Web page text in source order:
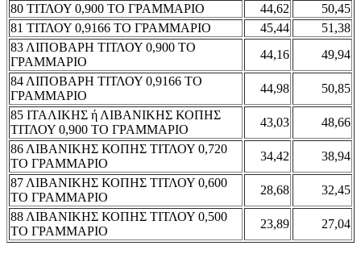
80 ΤΙΤΛΟΥ 0,900 ΤΟ ΓΡΑΜΜΑΡΙΟ
44,62
50,45
81 ΤΙΤΛΟΥ 0,9166 ΤΟ ΓΡΑΜΜΑΡΙΟ
45,44
51,38
83 ΛΙΠΟΒΑΡΗ ΤΙΤΛΟΥ 0,900 ΤΟ
ΓΡΑΜΜΑΡΙΟ
44,16
49,94
84 ΛΙΠΟΒΑΡΗ ΤΙΤΛΟΥ 0,9166 ΤΟ
ΓΡΑΜΜΑΡΙΟ
44,98
50,85
85 ΙΤΑΛΙΚΗΣ ή ΛΙΒΑΝΙΚΗΣ ΚΟΠΗΣ
ΤΙΤΛΟΥ 0,900 ΤΟ ΓΡΑΜΜΑΡΙΟ
43,03
48,66
86 ΛΙΒΑΝΙΚΗΣ ΚΟΠΗΣ ΤΙΤΛΟΥ 0,720
ΤΟ ΓΡΑΜΜΑΡΙΟ
34,42
38,94
87 ΛΙΒΑΝΙΚΗΣ ΚΟΠΗΣ ΤΙΤΛΟΥ 0,600
ΤΟ ΓΡΑΜΜΑΡΙΟ
28,68
32,45
88 ΛΙΒΑΝΙΚΗΣ ΚΟΠΗΣ ΤΙΤΛΟΥ 0,500
ΤΟ ΓΡΑΜΜΑΡΙΟ
23,89 27,04